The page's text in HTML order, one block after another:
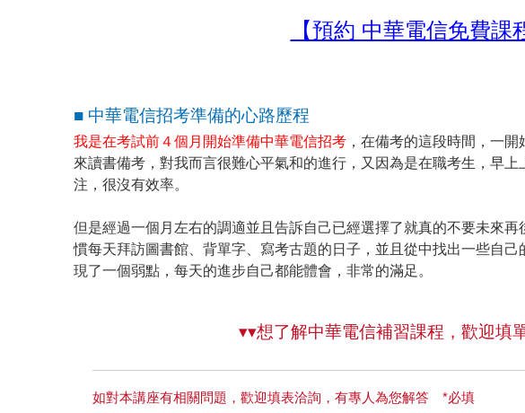
【預約 中華電信免費課
■ 中華電信招考準備的心路歷程
我是在考試前４個月開始準備中華電信招考 ，在備考的這段時間，一
來讀書備考，對我而言很難心平氣和的進行，又因為是在職考生，早
注，很沒有效率。
但是經過一個月左右的調適並且告訴自己已經選擇了就真的不要未來
慣每天拜訪圖書館、背單字、寫考古題的日子，並且從中找出一些自
現了一個弱點，每天的進步自己都能體會，非常的滿足。
▾▾想了解中華電信補習課程，歡迎填
如對本講座有相關問題，歡迎填表洽詢，有專人為您解答 *必填